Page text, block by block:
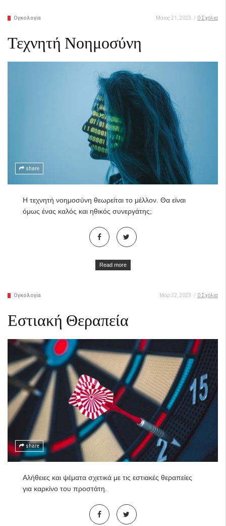
Ογκολογία Μάιος 21, 2023 / 0 Σχόλια
Τεχνητή Νοημοσύνη
share
Η τεχνητή νοημοσύνη θεωρείται το μέλλον. Θα είναι
όμως ένας καλός και ηθικός συνεργάτης;
Read more
Ογκολογία Μαρ 22, 2023 / 0 Σχόλια
Εστιακή Θεραπεία
share
Αλήθειες και ψέματα σχετικά με τις εστιακές θεραπείες
για καρκίνο του προστάτη.